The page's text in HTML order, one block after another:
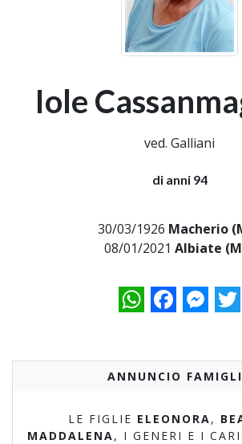
Iole
ved. Galliani
di anni 94
30/03/1926 Macherio
08/01/2021 Albiate
WhatsAppFacebook
ANNUNCIO
LE FIGLIE ELEONORA,
MADDALENA, I GENERI E I